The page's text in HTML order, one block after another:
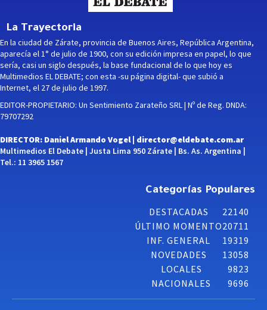
La Trayectoria
En la ciudad de Zárate, provincia de Buenos Aires, República Argentina,
aparecía el 1° de julio de 1900, con su edición impresa en papel, lo que
sería, casi un siglo después, la base fundacional de lo que hoy es
Multimedios EL DEBATE; con esta -su página digital- que subió a
Internet, el 27 de julio de 1997.
EDITOR-PROPIETARIO: Un Sentimiento Zarateño SRL | Nº de Reg. DNDA:
79707292
DIRECTOR: Daniel Armando Vogel | director@eldebate.com.ar
Multimedios El Debate | Justa Lima 950 Zárate | Bs. As. Argentina |
Tel.: 11 3965 1567
Categorías Populares
DESTACADAS
22140
ÚLTIMO MOMENTO20711
INF. GENERAL
19319
NOVEDADES
13058
LOCALES
9823
NACIONALES
9696